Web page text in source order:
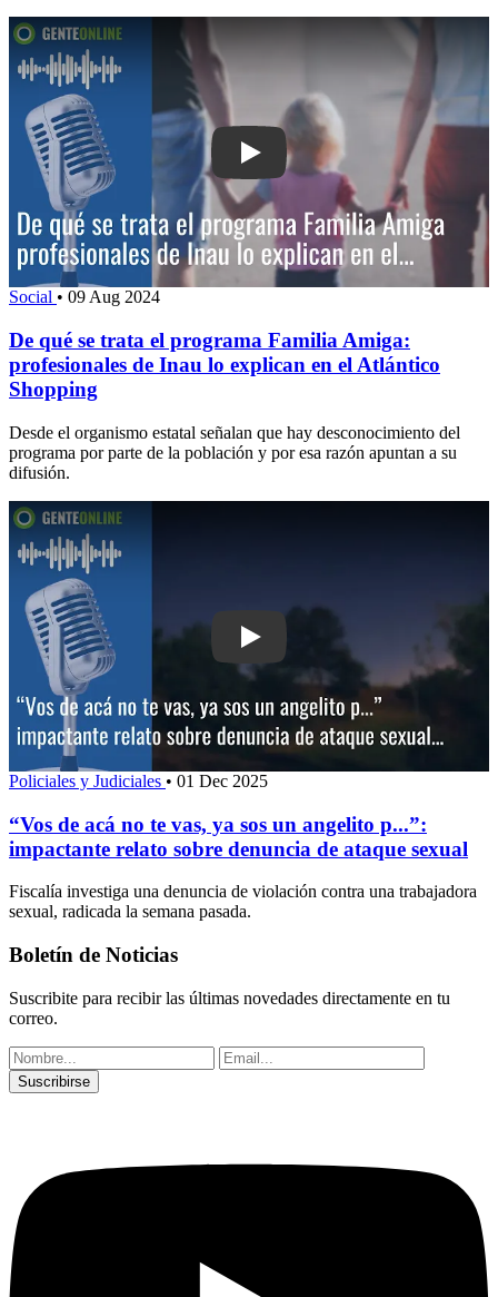
Play: De qué se trata el programa
Social • 09 Aug 2024
De qué se trata el programa Familia Amiga:
profesionales de Inau lo explican en el Atlántico
Shopping
Desde el organismo estatal señalan que hay desconocimiento del
programa por parte de la población y por esa razón apuntan a su
difusión.
Play: “Vos de acá no te vas, ya sos
Policiales y Judiciales • 01 Dec 2025
“Vos de acá no te vas, ya sos un angelito p...”:
impactante relato sobre denuncia de ataque sexual
Fiscalía investiga una denuncia de violación contra una trabajadora
sexual, radicada la semana pasada.
Boletín de Noticias
Suscribite para recibir las últimas novedades directamente en tu
correo.
Suscribirse